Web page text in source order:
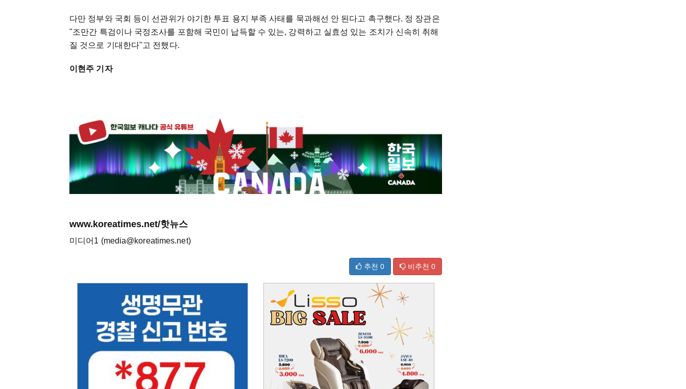
다만 정부와 국회 등이 선관위가 야기한 투표 용지 부족 사태를 묵과해선 안 된다고 촉구했다. 정 장관은
"조만간 특검이나 국정조사를 포함해 국민이 납득할 수 있는, 강력하고 실효성 있는 조치가 신속히 취해
질 것으로 기대한다"고 전했다.
이현주 기자
www.koreatimes.net/핫뉴스
미디어1 (media@koreatimes.net)
추천 0 비추천 0